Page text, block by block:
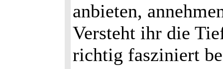
anbieten,
Versteht ihr die
richtig fasziniert